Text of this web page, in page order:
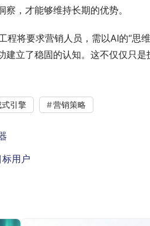
，才能够维持长期的优势。
将要求营销人员，需以AI的“
立了稳固的认知。这不仅仅只
引擎 营销策略
用户